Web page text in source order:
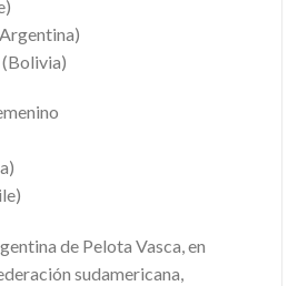
(Bolivia)
de Pelota Vasca, en
sudamericana,